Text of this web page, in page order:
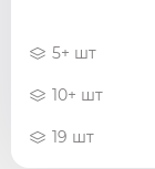
5+ шт
10+ шт
19 шт